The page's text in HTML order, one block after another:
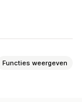
Functies weergeven